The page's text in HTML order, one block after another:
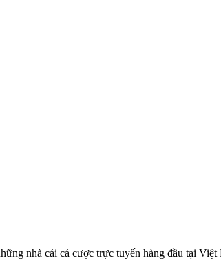
nhà cái cá cược trực tuyến hàng đầu tại